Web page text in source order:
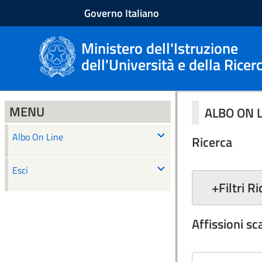
Governo Italiano
Ministero dell'Istruzione
dell'Università e della
MENU
Albo On Line
Esci
ALBO ON
Ricerca
+Filtri
Affissioni